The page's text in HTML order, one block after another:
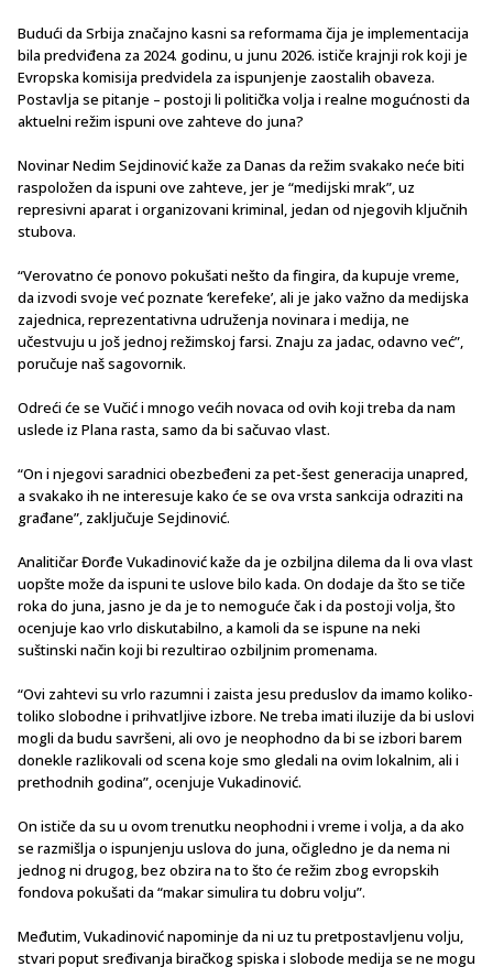
Budući da Srbija značajno kasni sa reformama čija je implementacija
bila predviđena za 2024. godinu, u junu 2026. ističe krajnji rok koji je
Evropska komisija predvidela za ispunjenje zaostalih obaveza.
Postavlja se pitanje – postoji li politička volja i realne mogućnosti da
aktuelni režim ispuni ove zahteve do juna?
Novinar Nedim Sejdinović kaže za Danas da režim svakako neće biti
raspoložen da ispuni ove zahteve, jer je “medijski mrak”, uz
represivni aparat i organizovani kriminal, jedan od njegovih ključnih
stubova.
“Verovatno će ponovo pokušati nešto da fingira, da kupuje vreme,
da izvodi svoje već poznate ‘kerefeke’, ali je jako važno da medijska
zajednica, reprezentativna udruženja novinara i medija, ne
učestvuju u još jednoj režimskoj farsi. Znaju za jadac, odavno već”,
poručuje naš sagovornik.
Odreći će se Vučić i mnogo većih novaca od ovih koji treba da nam
uslede iz Plana rasta, samo da bi sačuvao vlast.
“On i njegovi saradnici obezbeđeni za pet-šest generacija unapred,
a svakako ih ne interesuje kako će se ova vrsta sankcija odraziti na
građane”, zaključuje Sejdinović.
Analitičar Đorđe Vukadinović kaže da je ozbiljna dilema da li ova vlast
uopšte može da ispuni te uslove bilo kada. On dodaje da što se tiče
roka do juna, jasno je da je to nemoguće čak i da postoji volja, što
ocenjuje kao vrlo diskutabilno, a kamoli da se ispune na neki
suštinski način koji bi rezultirao ozbiljnim promenama.
“Ovi zahtevi su vrlo razumni i zaista jesu preduslov da imamo koliko-
toliko slobodne i prihvatljive izbore. Ne treba imati iluzije da bi uslovi
mogli da budu savršeni, ali ovo je neophodno da bi se izbori barem
donekle razlikovali od scena koje smo gledali na ovim lokalnim, ali i
prethodnih godina”, ocenjuje Vukadinović.
On ističe da su u ovom trenutku neophodni i vreme i volja, a da ako
se razmišlja o ispunjenju uslova do juna, očigledno je da nema ni
jednog ni drugog, bez obzira na to što će režim zbog evropskih
fondova pokušati da “makar simulira tu dobru volju”.
Međutim, Vukadinović napominje da ni uz tu pretpostavljenu volju,
stvari poput sređivanja biračkog spiska i slobode medija se ne mogu